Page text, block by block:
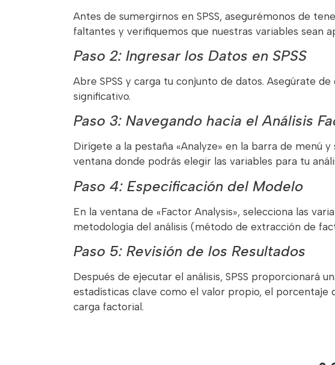
Antes de sumergirnos en SPSS, asegurémonos de
faltantes y verifiquemos que nuestras variables sean
Paso 2: Ingresar los Datos en SPSS
Abre SPSS y carga tu conjunto de datos. Asegúrate
significativo.
Paso 3: Navegando hacia el Análisis
Dirígete a la pestaña «Analyze» en la barra de menú
ventana donde podrás elegir las variables para tu
Paso 4: Especificación del Modelo
En la ventana de «Factor Analysis», selecciona las
metodología del análisis (método de extracción de
Paso 5: Revisión de los Resultados
Después de ejecutar el análisis, SPSS proporcionará
estadísticas clave como el valor propio, el porcentaje
carga factorial.